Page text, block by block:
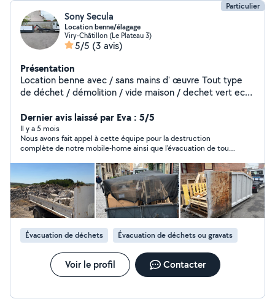
Particulier
Sony Secula
Location benne/élagage
Viry-Châtillon (Le Plateau 3)
5/5 (3 avis)
Présentation
Location benne avec / sans mains d' œuvre Tout type
de déchet / démolition / vide maison / dechet vert ect
possible. Taille haie Élevage abattage arbre. Nettoyage
de toiture et crépi maison Disponible pour toute
demande
Dernier avis laissé par Eva : 5/5
Il y a 5 mois
Nous avons fait appel à cette équipe pour la destruction
complète de notre mobile-home ainsi que l'évacuation de tous
véritables bosseurs : ponctuels, extrêmement organisés et
d'une efficacité redoutable. Le chantier a été rendu
parfaitement propre après leur passage. Nous les
recommandons sans aucune hésitation pour leur sérieux et
leur professionnalisme. Vous pouvez leur confier vos travaux les
yeux fermés !
Évacuation de déchets
Évacuation de déchets ou gravats
Voir le profil Contacter